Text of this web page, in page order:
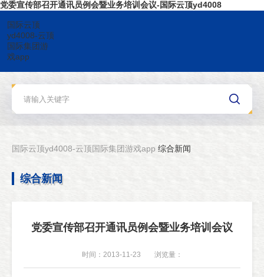
党委宣传部召开通讯员例会暨业务培训会议-国际云顶yd4008
国际云顶
yd4008-云顶
国际集团游
戏app
国际云顶yd4008-云顶国际集团游戏app 综合新闻
综合新闻
党委宣传部召开通讯员例会暨业务培训会议
时间：2013-11-23 浏览量：